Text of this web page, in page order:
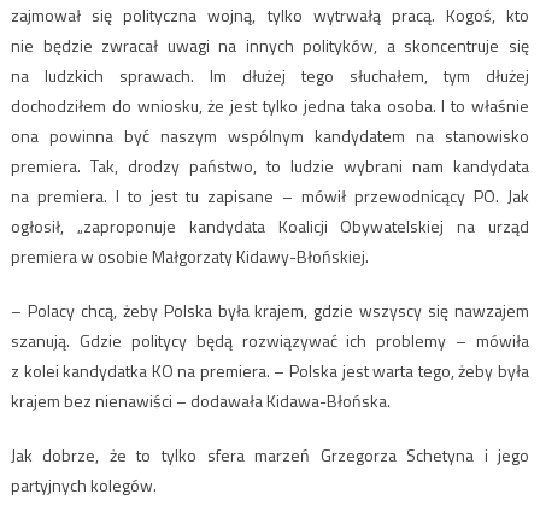
zajmował się polityczna wojną, tylko wytrwałą pracą. Kogoś, kto
nie będzie zwracał uwagi na innych polityków, a skoncentruje się
na ludzkich sprawach. Im dłużej tego słuchałem, tym dłużej
dochodziłem do wniosku, że jest tylko jedna taka osoba. I to właśnie
ona powinna być naszym wspólnym kandydatem na stanowisko
premiera. Tak, drodzy państwo, to ludzie wybrani nam kandydata
na premiera. I to jest tu zapisane – mówił przewodnicący PO. Jak
ogłosił, „zaproponuje kandydata Koalicji Obywatelskiej na urząd
premiera w osobie Małgorzaty Kidawy-Błońskiej.
– Polacy chcą, żeby Polska była krajem, gdzie wszyscy się nawzajem
szanują. Gdzie politycy będą rozwiązywać ich problemy – mówiła
z kolei kandydatka KO na premiera. – Polska jest warta tego, żeby była
krajem bez nienawiści – dodawała Kidawa-Błońska.
Jak dobrze, że to tylko sfera marzeń Grzegorza Schetyna i jego
partyjnych kolegów.